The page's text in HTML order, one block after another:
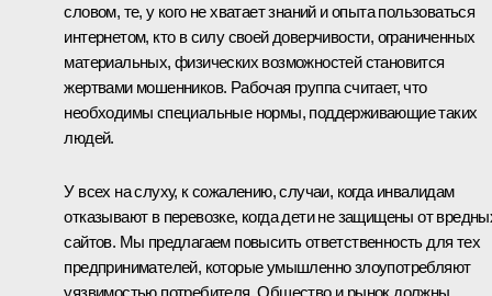
словом, те, у кого не хватает знаний и опыта пользоваться
интернетом, кто в силу своей доверчивости, ограниченных
материальных, физических возможностей становится
жертвами мошенников. Рабочая группа считает, что
необходимы специальные нормы, поддерживающие таких
людей.
У всех на слуху, к сожалению, случаи, когда инвалидам
отказывают в перевозке, когда дети не защищены от
сайтов. Мы предлагаем повысить ответственность для тех
предпринимателей, которые умышленно злоупотребляют
уязвимостью потребителя. Общество и рынок должны